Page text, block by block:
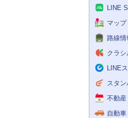
LINE
マップ
路線情
クラシ
LINE
スタン
不動産
自動車